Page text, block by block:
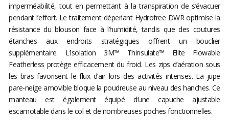
imperméabilité, tout en permettant à la transpiration de s’évacuer
pendant l’effort. Le traitement déperlant Hydrofree DWR optimise la
résistance du blouson face à l’humidité, tandis que des coutures
étanches aux endroits stratégiques offrent un bouclier
supplémentaire. L’isolation 3M™ Thinsulate™ Elite Flowable
Featherless protège efficacement du froid. Les zips d’aération sous
les bras favorisent le flux d’air lors des activités intenses. La jupe
pare-neige amovible bloque la poudreuse au niveau des hanches. Ce
manteau est également équipé d’une capuche ajustable
escamotable dans le col et de nombreuses poches fonctionnelles.